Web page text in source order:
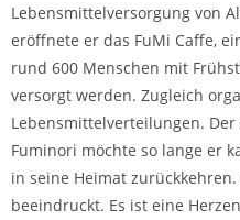
Lebensmittelversorgung von
eröffnete er das FuMi Caffe,
rund 600 Menschen mit
versorgt werden. Zugleich
Lebensmittelverteilungen.
Fuminori möchte so lange er
in seine Heimat
beeindruckt. Es ist eine